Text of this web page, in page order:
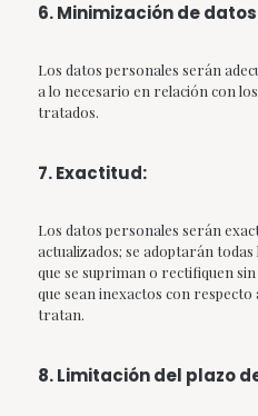
6. Minimización de
Los datos personales serán
a lo necesario en relación con
tratados.
7. Exactitud:
Los datos personales serán
actualizados; se adoptarán
que se supriman o rectifiquen
que sean inexactos con respecto
tratan.
8. Limitación del plazo